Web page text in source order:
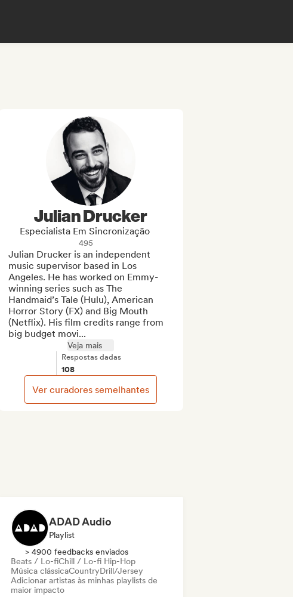
Julian Drucker
Especialista Em Sincronização
495
Julian Drucker is an independent
music supervisor based in Los
Angeles. He has worked on Emmy-
winning series such as The
Handmaid’s Tale (Hulu), American
Horror Story (FX) and Big Mouth
(Netflix). His film credits range from
big budget movi...
Veja mais
Respostas dadas
108
Ver curadores semelhantes
ADAD Audio
Playlist
> 4900 feedbacks enviados
Beats / Lo-fiChill / Lo-fi Hip-Hop
Música clássicaCountryDrill/Jersey
Adicionar artistas às minhas playlists de
maior impacto